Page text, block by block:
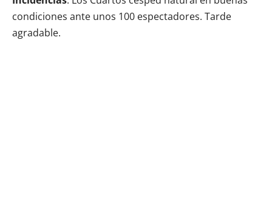
condiciones ante unos 100 espectadores. Tarde
agradable.